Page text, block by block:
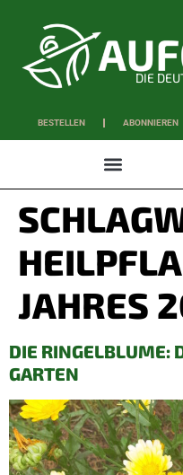
DIE
BESTELLEN ABONNIEREN
JAHRES
DIE RINGELBLUME:
GARTEN